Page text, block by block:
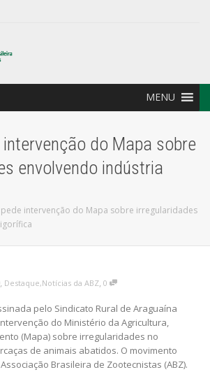
MENU
do Mapa sobre
envolvendo indústria
pede intervenção do Mapa sobre irregularidades
, Destaque,Notícias da ABZ, 0
pelo Sindicato Rural de Araguaína
do Ministério da Agricultura,
(Mapa) sobre irregularidades no
de animais abatidos. O movimento
Brasileira de Zootecnistas (ABZ).